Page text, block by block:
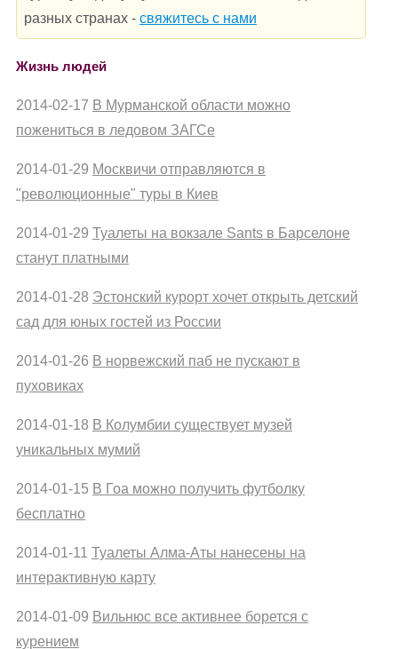
разных странах - свяжитесь с нами
Жизнь людей
2014-02-17 В Мурманской области можно
пожениться в ледовом ЗАГСе
2014-01-29 Москвичи отправляются в
"революционные" туры в Киев
2014-01-29 Туалеты на вокзале Sants в Барселоне
станут платными
2014-01-28 Эстонский курорт хочет открыть детский
сад для юных гостей из России
2014-01-26 В норвежский паб не пускают в
пуховиках
2014-01-18 В Колумбии существует музей
уникальных мумий
2014-01-15 В Гоа можно получить футболку
бесплатно
2014-01-11 Туалеты Алма-Аты нанесены на
интерактивную карту
2014-01-09 Вильнюс все активнее борется с
курением